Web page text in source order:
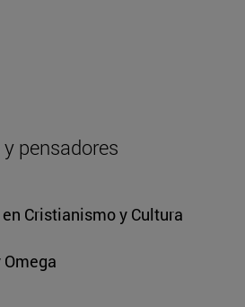
pensadores
Cristianismo y Cultura